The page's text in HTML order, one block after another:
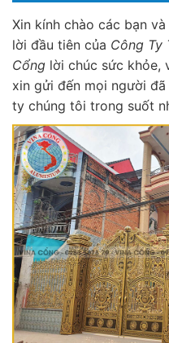
Xin kính chào các bạn
lời đầu tiên của Công Ty
Cổng lời chúc sức khỏe,
xin gửi đến mọi người
ty chúng tôi trong suốt